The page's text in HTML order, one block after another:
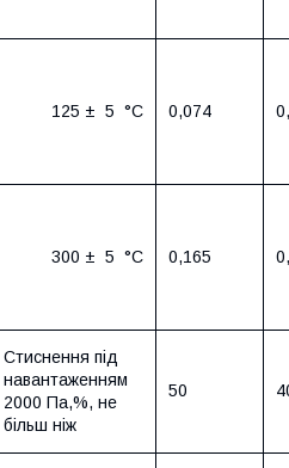
125 ± 5 °С 0,074
300 ± 5 °С 0,165
Стиснення під
навантаженням
2000 Па,%, не
більш ніж
50